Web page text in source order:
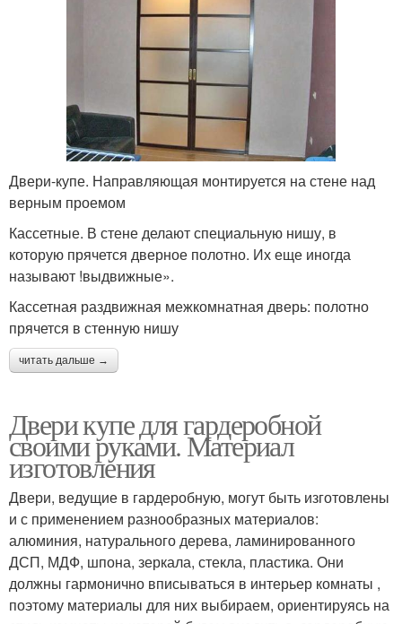
Двери-купе. Направляющая монтируется на стене над
верным проемом
Кассетные. В стене делают специальную нишу, в
которую прячется дверное полотно. Их еще иногда
называют !выдвижные».
Кассетная раздвижная межкомнатная дверь: полотно
прячется в стенную нишу
читать дальше →
Двери купе для гардеробной
своими руками. Материал
изготовления
Двери, ведущие в гардеробную, могут быть изготовлены
и с применением разнообразных материалов:
алюминия, натурального дерева, ламинированного
ДСП, МДФ, шпона, зеркала, стекла, пластика. Они
должны гармонично вписываться в интерьер комнаты ,
поэтому материалы для них выбираем, ориентируясь на